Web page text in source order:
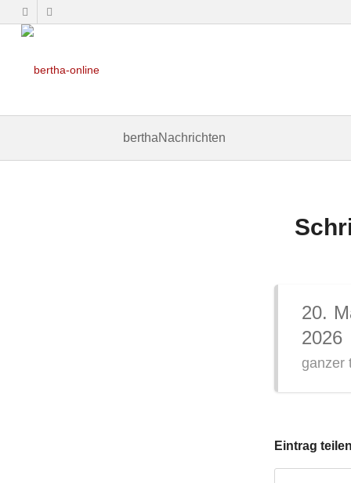
berthaNachrichten
20.
2026
ganzer
Eintrag teilen